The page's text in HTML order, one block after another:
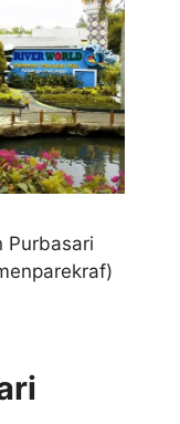
Purbasari